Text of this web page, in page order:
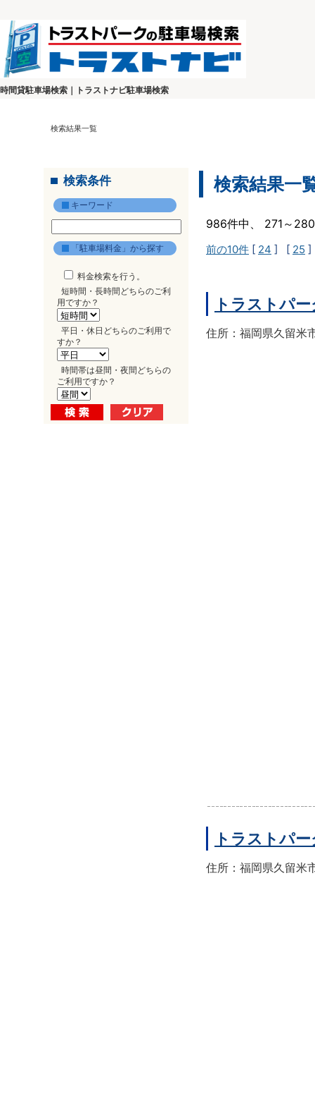
時間貸駐車場検索｜トラストナビ駐車場検索
検索結果一覧
検索条件
キーワード
「駐車場料金」から探す
料金検索を行う。
短時間・長時間どちらのご利
用ですか？
平日・休日どちらのご利用で
すか？
時間帯は昼間・夜間どちらの
ご利用ですか？
検索結果一
986件中、 271～
前の10件 [ 24 ] [ 25
トラストパ
住所：福岡県久留米
トラストパ
住所：福岡県久留米